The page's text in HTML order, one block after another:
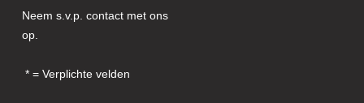
Neem s.v.p. contact met ons
op.
= Verplichte velden